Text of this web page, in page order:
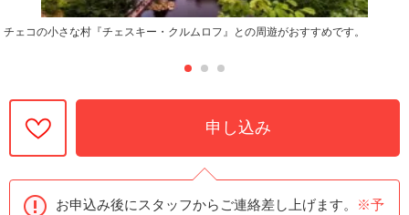
チェコの小さな村『チェスキー・クルムロフ』との周遊がおすすめです。
申し込み
お申込み後にスタッフからご連絡差し上げます。
※予